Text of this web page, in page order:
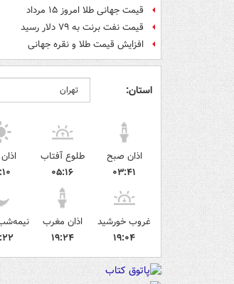
قیمت جهانی طلا امروز ۱۵ مرداد
قیمت نفت برنت به ۷۹ دلار رسید
افزایش قیمت طلا و نقره جهانی
استان:
اذان صبح
۰۳:۴۱
طلوع آفتاب
۰۵:۱۶
غروب خورشید
۱۹:۰۴
اذان مغرب
۱۹:۲۴